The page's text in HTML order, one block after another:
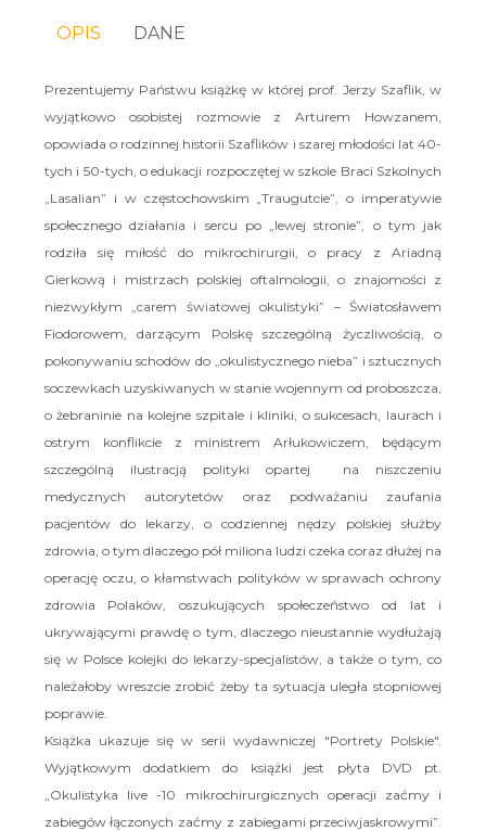
OPIS DANE
Prezentujemy Państwu książkę w której prof. Jerzy Szaflik, w
wyjątkowo osobistej rozmowie z Arturem Howzanem,
opowiada o rodzinnej historii Szaflików i szarej młodości lat 40-
tych i 50-tych, o edukacji rozpoczętej w szkole Braci Szkolnych
„Lasalian” i w częstochowskim „Traugutcie”, o imperatywie
społecznego działania i sercu po „lewej stronie”, o tym jak
rodziła się miłość do mikrochirurgii, o pracy z Ariadną
Gierkową i mistrzach polskiej oftalmologii, o znajomości z
niezwykłym „carem światowej okulistyki” – Światosławem
Fiodorowem, darzącym Polskę szczególną życzliwością, o
pokonywaniu schodów do „okulistycznego nieba” i sztucznych
soczewkach uzyskiwanych w stanie wojennym od proboszcza,
o żebraninie na kolejne szpitale i kliniki, o sukcesach, laurach i
ostrym konflikcie z ministrem Arłukowiczem, będącym
szczególną ilustracją polityki opartej na niszczeniu
medycznych autorytetów oraz podważaniu zaufania
pacjentów do lekarzy, o codziennej nędzy polskiej służby
zdrowia, o tym dlaczego pół miliona ludzi czeka coraz dłużej na
operację oczu, o kłamstwach polityków w sprawach ochrony
zdrowia Polaków, oszukujących społeczeństwo od lat i
ukrywającymi prawdę o tym, dlaczego nieustannie wydłużają
się w Polsce kolejki do lekarzy-specjalistów, a także o tym, co
należałoby wreszcie zrobić żeby ta sytuacja uległa stopniowej
poprawie.
Książka ukazuje się w serii wydawniczej "Portrety Polskie".
Wyjątkowym dodatkiem do książki jest płyta DVD pt.
„Okulistyka live -10 mikrochirurgicznych operacji zaćmy i
zabiegów łączonych zaćmy z zabiegami przeciwjaskrowymi”.